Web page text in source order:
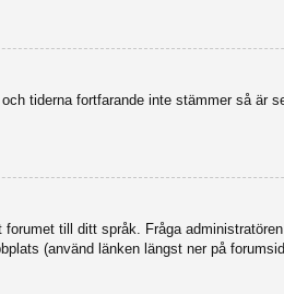
tiderna fortfarande inte stämmer så är
till ditt språk. Fråga
(använd länken längst ner på